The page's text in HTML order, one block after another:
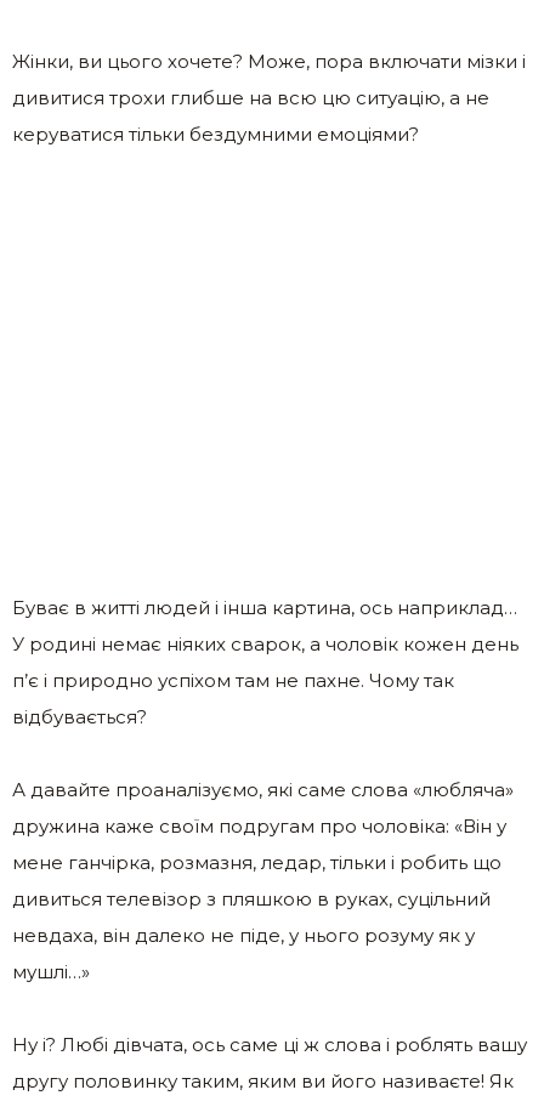
Жінки, ви цього хочете? Може, пора включати мізки і
дивитися трохи глибше на всю цю ситуацію, а не
керуватися тільки бездумними емоціями?
Буває в житті людей і інша картина, ось наприклад…
У родині немає ніяких сварок, а чоловік кожен день
п’є і природно успіхом там не пахне. Чому так
відбувається?
А давайте проаналізуємо, які саме слова «любляча»
дружина каже своїм подругам про чоловіка: «Він у
мене ганчірка, розмазня, ледар, тільки і робить що
дивиться телевізор з пляшкою в руках, суцільний
невдаха, він далеко не піде, у нього розуму як у
мушлі…»
Ну і? Любі дівчата, ось саме ці ж слова і роблять вашу
другу половинку таким, яким ви його називаєте! Як